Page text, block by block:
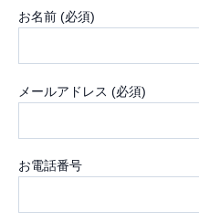
お名前 (必須)
メールアドレス (必須)
お電話番号